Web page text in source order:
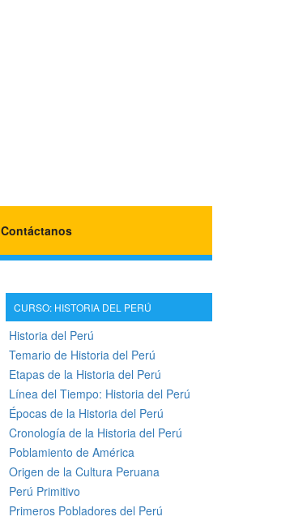
Contáctanos
CURSO: HISTORIA DEL PERÚ
Historia del Perú
Temario de Historia del Perú
Etapas de la Historia del Perú
Línea del Tiempo: Historia del Perú
Épocas de la Historia del Perú
Cronología de la Historia del Perú
Poblamiento de América
Origen de la Cultura Peruana
Perú Primitivo
Primeros Pobladores del Perú